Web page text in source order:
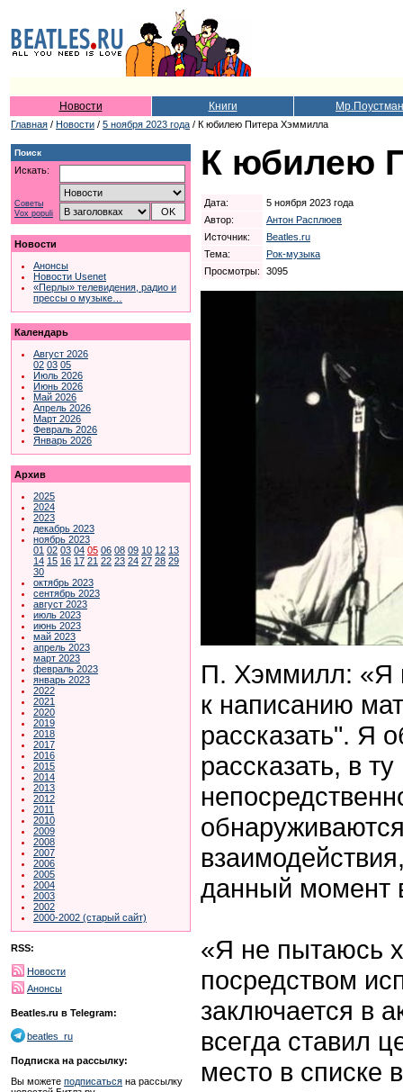
Новости Книги Мр.Поустман
Главная / Новости / 5 ноября 2023 года / К юбилею Питера Хэммилла
Поиск
Искать:
Советы
Vox populi
Новости
Анонсы
Новости Usenet
«Перлы» телевидения, радио и
прессы о музыке…
Календарь
Август 2026
02 03 05
Июль 2026
Июнь 2026
Май 2026
Апрель 2026
Март 2026
Февраль 2026
Январь 2026
Архив
2025
2024
2023
декабрь 2023
ноябрь 2023
01 02 03 04 05 06 08 09 10 12 13
14 15 16 17 21 22 23 24 27 28 29
30
октябрь 2023
сентябрь 2023
август 2023
июль 2023
июнь 2023
май 2023
апрель 2023
март 2023
февраль 2023
январь 2023
2022
2021
2020
2019
2018
2017
2016
2015
2014
2013
2012
2011
2010
2009
2008
2007
2006
2005
2004
2003
2002
2000-2002 (старый сайт)
RSS:
Новости
Анонсы
Beatles.ru в Telegram:
beatles_ru
Подписка на рассылку:
Вы можете подписаться на рассылку
К юбилею
Дата:
5 ноября 2023 года
Автор:
Антон Расплюев
Источник:
Beatles.ru
Тема:
Рок-музыка
Просмотры:
3095
П. Хэммилл: «Я
к написанию
рассказать". Я
рассказать, в
данный момент
«Я не пытаюсь
посредством
заключается в
всегда ставил
место в списке